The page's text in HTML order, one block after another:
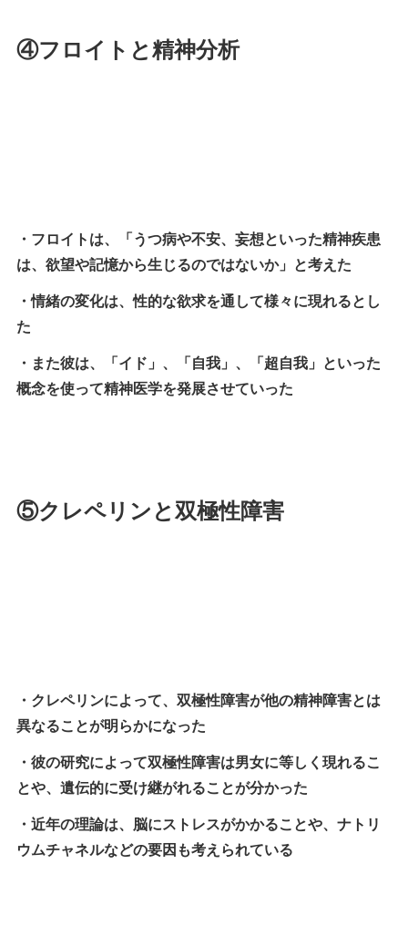
④フロイトと精神分析
・フロイトは、「うつ病や不安、妄想といった精神疾患
は、欲望や記憶から生じるのではないか」と考えた
・情緒の変化は、性的な欲求を通して様々に現れるとし
た
・また彼は、「イド」、「自我」、「超自我」といった
概念を使って精神医学を発展させていった
⑤クレペリンと双極性障害
・クレペリンによって、双極性障害が他の精神障害とは
異なることが明らかになった
・彼の研究によって双極性障害は男女に等しく現れるこ
とや、遺伝的に受け継がれることが分かった
・近年の理論は、脳にストレスがかかることや、ナトリ
ウムチャネルなどの要因も考えられている